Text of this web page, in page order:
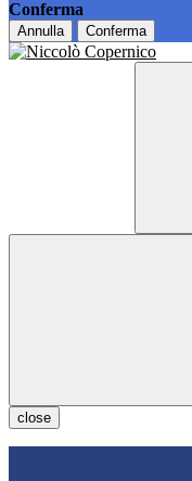
Conferma
Annulla Conferma
close